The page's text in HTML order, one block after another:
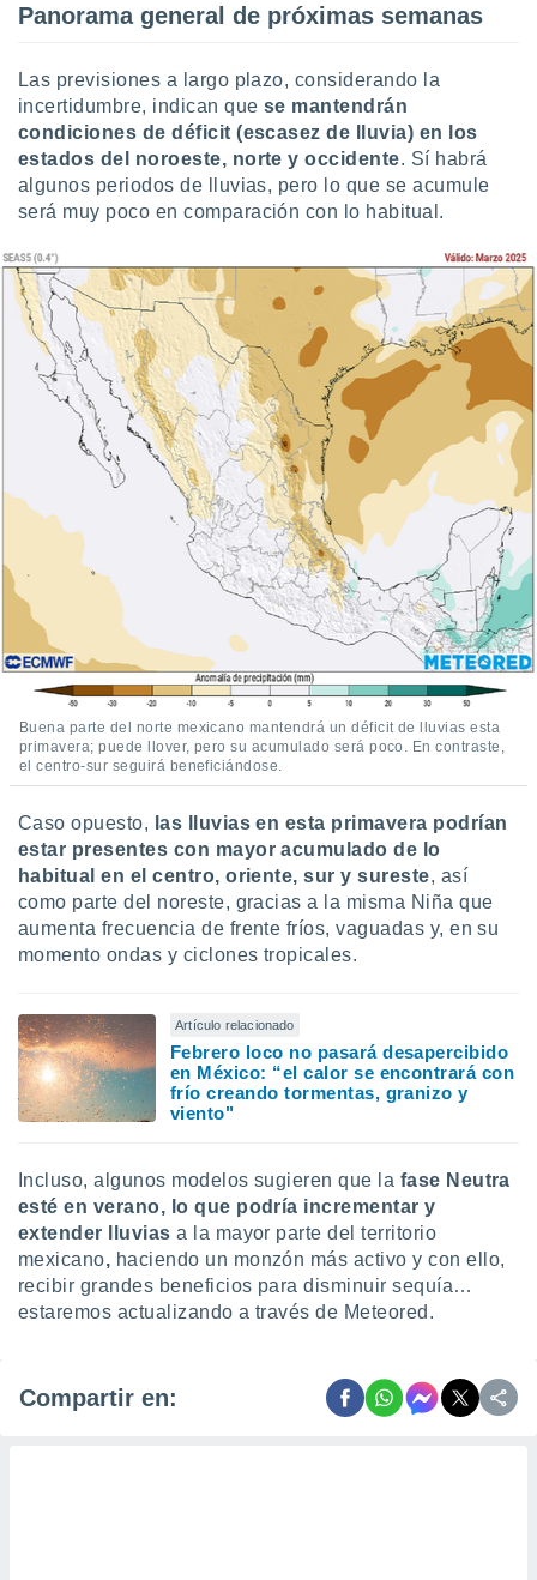
Panorama general de próximas semanas
Las previsiones a largo plazo, considerando la
incertidumbre, indican que se mantendrán
condiciones de déficit (escasez de lluvia) en los
estados del noroeste, norte y occidente. Sí habrá
algunos periodos de lluvias, pero lo que se acumule
será muy poco en comparación con lo habitual.
Buena parte del norte mexicano mantendrá un déficit de lluvias esta
primavera; puede llover, pero su acumulado será poco. En contraste,
el centro-sur seguirá beneficiándose.
Caso opuesto, las lluvias en esta primavera podrían
estar presentes con mayor acumulado de lo
habitual en el centro, oriente, sur y sureste, así
como parte del noreste, gracias a la misma Niña que
aumenta frecuencia de frente fríos, vaguadas y, en su
momento ondas y ciclones tropicales.
Artículo relacionado
Febrero loco no pasará desapercibido
en México: “el calor se encontrará con
frío creando tormentas, granizo y
viento"
Incluso, algunos modelos sugieren que la fase Neutra
esté en verano, lo que podría incrementar y
extender lluviasa la mayor parte del territorio
mexicano, haciendo un monzón más activo y con ello,
recibir grandes beneficios para disminuir sequía…
estaremos actualizando a través de Meteored.
Compartir en: